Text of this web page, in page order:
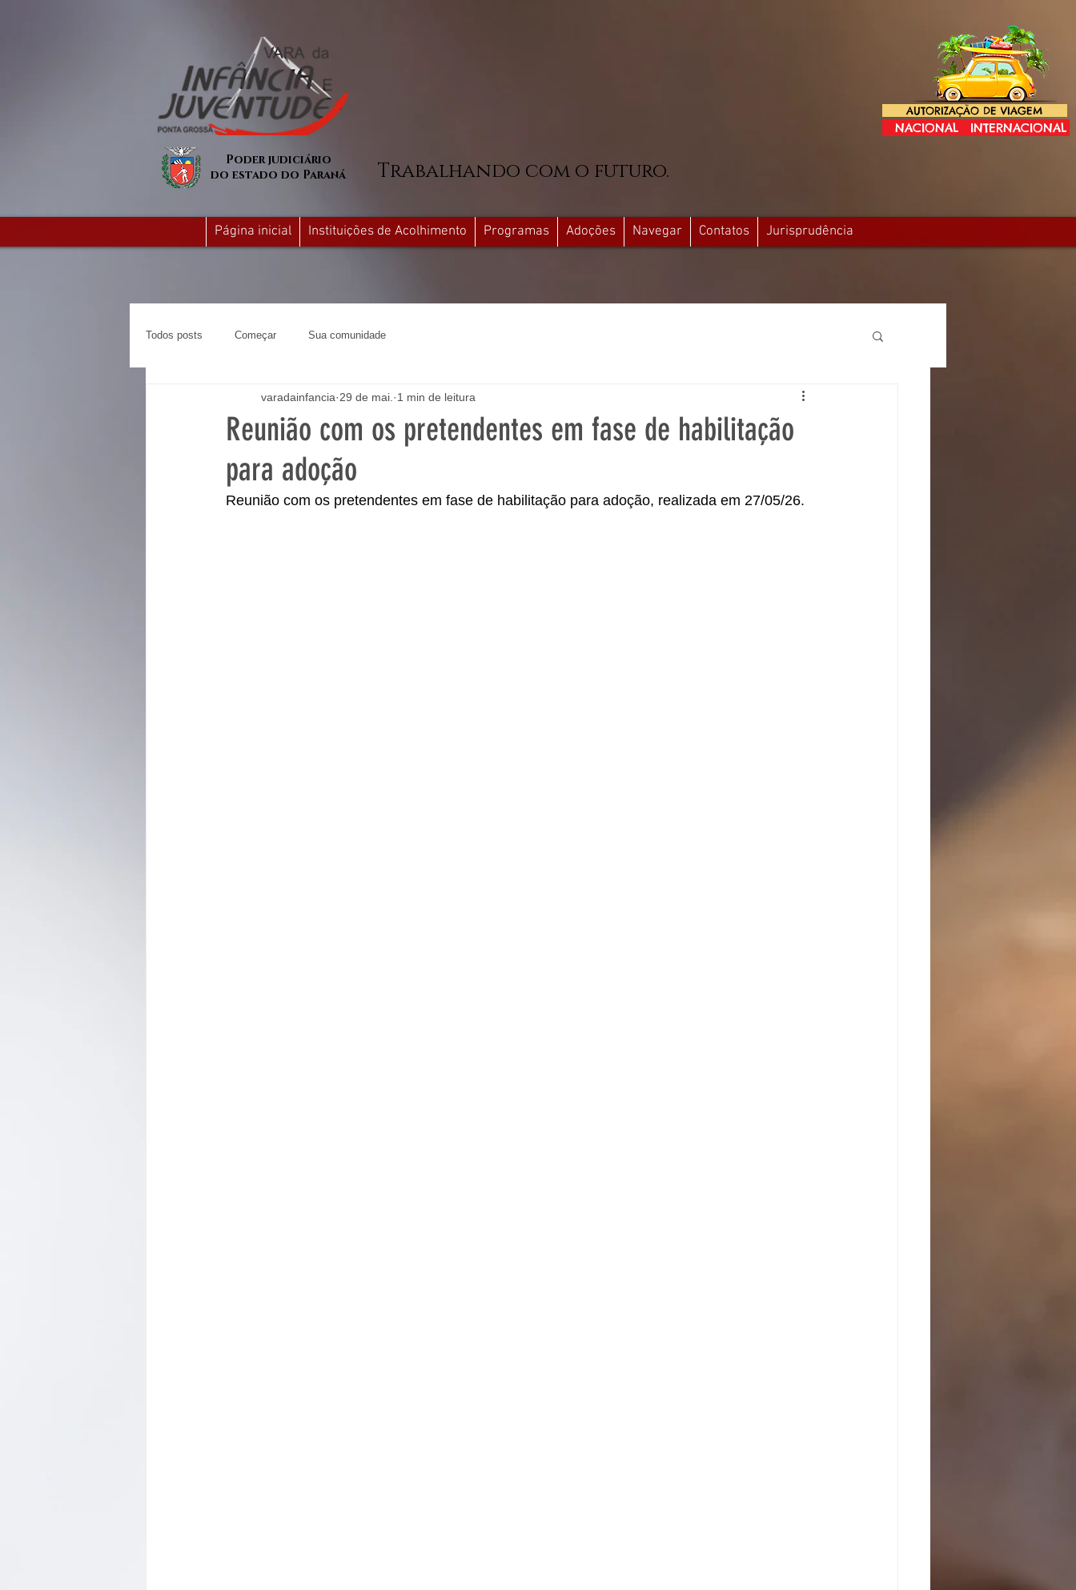
AUTORIZAÇÃO DE VIAGEM
NACIONAL INTERNACIONAL
Poder judiciário
do estado do Paraná
Trabalhando com o futuro.
Página inicial Instituições de Acolhimento Programas Adoções Navegar Contatos Jurisprudência
Todos posts Começar Sua comunidade
Reunião com os pretendentes em fase de habilitação
para adoção
varadainfancia 29 de mai. 1 min de leitura
Reunião com os pretendentes em fase de habilitação para adoção, realizada em 27/05/26.